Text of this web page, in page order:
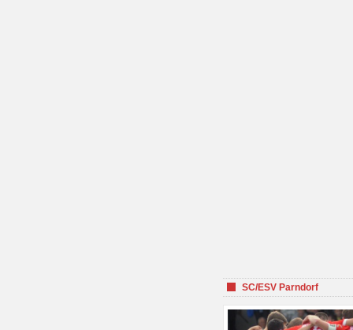
SC/ESV Parndorf